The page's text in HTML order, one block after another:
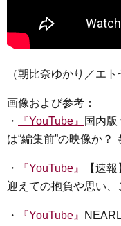
（朝比奈ゆかり／エト
画像および参考：
・
『YouTube』
国内版
は“編集前”の映像か？
・ 『YouTube』
【速
迎えての抱負や思い
・ 『YouTube』